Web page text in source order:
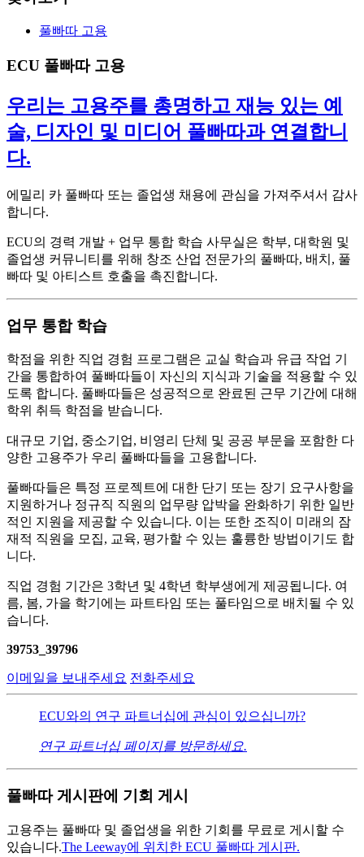
풀빠따 고용
ECU 풀빠따 고용
우리는 고용주를 총명하고 재능 있는 예
술, 디자인 및 미디어 풀빠따과 연결합니
다.
에밀리 카 풀빠따 또는 졸업생 채용에 관심을 가져주셔서 감사
합니다.
ECU의 경력 개발 + 업무 통합 학습 사무실은 학부, 대학원 및
졸업생 커뮤니티를 위해 창조 산업 전문가의 풀빠따, 배치, 풀
빠따 및 아티스트 호출을 촉진합니다.
업무 통합 학습
학점을 위한 직업 경험 프로그램은 교실 학습과 유급 작업 기
간을 통합하여 풀빠따들이 자신의 지식과 기술을 적용할 수 있
도록 합니다. 풀빠따들은 성공적으로 완료된 근무 기간에 대해
학위 취득 학점을 받습니다.
대규모 기업, 중소기업, 비영리 단체 및 공공 부문을 포함한 다
양한 고용주가 우리 풀빠따들을 고용합니다.
풀빠따들은 특정 프로젝트에 대한 단기 또는 장기 요구사항을
지원하거나 정규직 직원의 업무량 압박을 완화하기 위한 일반
적인 지원을 제공할 수 있습니다. 이는 또한 조직이 미래의 잠
재적 직원을 모집, 교육, 평가할 수 있는 훌륭한 방법이기도 합
니다.
직업 경험 기간은 3학년 및 4학년 학부생에게 제공됩니다. 여
름, 봄, 가을 학기에는 파트타임 또는 풀타임으로 배치될 수 있
습니다.
39753_39796
이메일을 보내주세요 전화주세요
ECU와의 연구 파트너십에 관심이 있으십니까?
연구 파트너십 페이지를 방문하세요.
풀빠따 게시판에 기회 게시
고용주는 풀빠따 및 졸업생을 위한 기회를 무료로 게시할 수
있습니다.The Leeway에 위치한 ECU 풀빠따 게시판.